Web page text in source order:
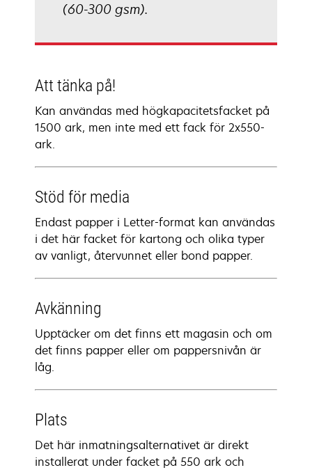
(60-300 gsm).
Att tänka på!
Kan användas med högkapacitetsfacket på
1500 ark, men inte med ett fack för 2x550-
ark.
Stöd för media
Endast papper i Letter-format kan användas
i det här facket för kartong och olika typer
av vanligt, återvunnet eller bond papper.
Avkänning
Upptäcker om det finns ett magasin och om
det finns papper eller om pappersnivån är
låg.
Plats
Det här inmatningsalternativet är direkt
installerat under facket på 550 ark och